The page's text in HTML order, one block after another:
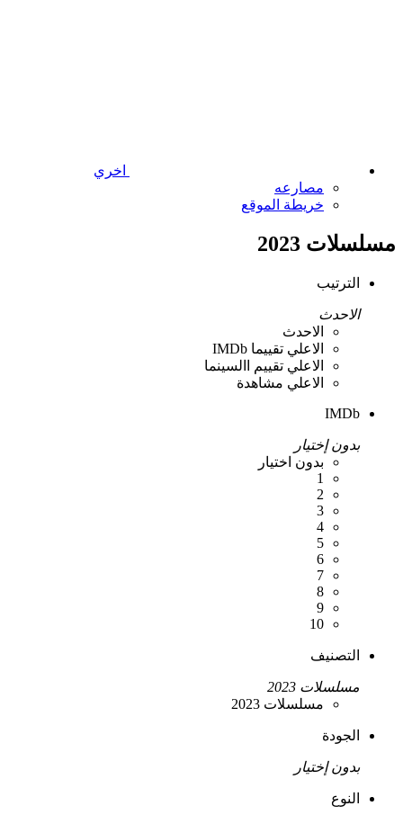
اخري
مصارعه
خريطة الموقع
مسلسلات 2023
الترتيب
الاحدث
الاحدث
الاعلي تقييما IMDb
الاعلي تقييم االسينما
الاعلي مشاهدة
IMDb
بدون إختيار
بدون اختيار
1
2
3
4
5
6
7
8
9
10
التصنيف
مسلسلات 2023
مسلسلات 2023
الجودة
بدون إختيار
النوع